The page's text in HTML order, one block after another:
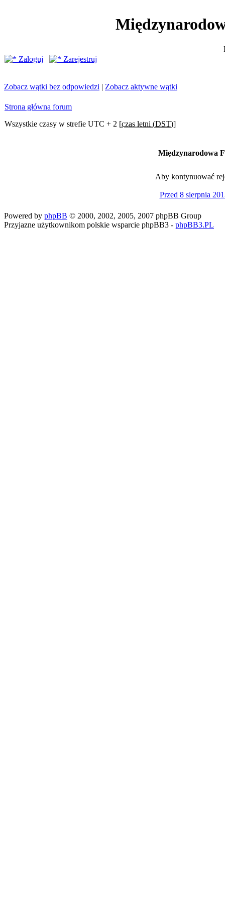
Zaloguj
Zarejestruj
Zobacz wątki bez odpowiedzi | Zobacz aktywne wątki
Strona główna forum
Wszystkie czasy w strefie UTC + 2 [czas letni (DST)]
Międzynarodowa
Aby kontynuować
Przed 8 sierpnia
Powered by phpBB © 2000, 2002, 2005, 2007 phpBB Group
Przyjazne użytkownikom polskie wsparcie phpBB3 - phpBB3.PL